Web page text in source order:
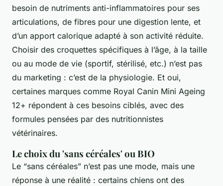
besoin de nutriments anti-inflammatoires pour ses
articulations, de fibres pour une digestion lente, et
d’un apport calorique adapté à son activité réduite.
Choisir des croquettes spécifiques à l’âge, à la taille
ou au mode de vie (sportif, stérilisé, etc.) n’est pas
du marketing : c’est de la physiologie. Et oui,
certaines marques comme Royal Canin Mini Ageing
12+ répondent à ces besoins ciblés, avec des
formules pensées par des nutritionnistes
vétérinaires.
Le choix du 'sans céréales' ou BIO
Le “sans céréales” n’est pas une mode, mais une
réponse à une réalité : certains chiens ont des